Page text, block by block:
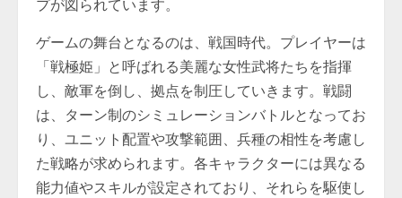
プが図られています。
ゲームの舞台となるのは、戦国時代。プレイヤーは
「戦極姫」と呼ばれる美麗な女性武将たちを指揮
し、敵軍を倒し、拠点を制圧していきます。戦闘
は、ターン制のシミュレーションバトルとなってお
り、ユニット配置や攻撃範囲、兵種の相性を考慮し
た戦略が求められます。各キャラクターには異なる
能力値やスキルが設定されており、それらを駆使し